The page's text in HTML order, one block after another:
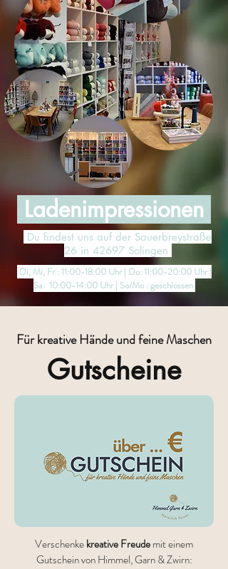
Ladenimpressionen
Du findest uns auf der Sauerbreystraße
26 in 42697 Solingen
Di, Mi, Fr : 11:00-18:00 Uhr | Do: 11:00-20:00 Uhr |
Sa: 10:00-14:00 Uhr | So/Mo : geschlossen
Für kreative Hände und feine Maschen
Gutscheine
Verschenkekreative Freudemit einem
Gutschein vonHimmel, Garn & Zwirn: